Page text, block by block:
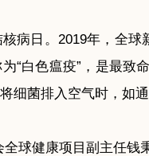
病日。2019年，全
“白色瘟疫”，是最致
细菌排入空气时，如
全球健康项目副主任